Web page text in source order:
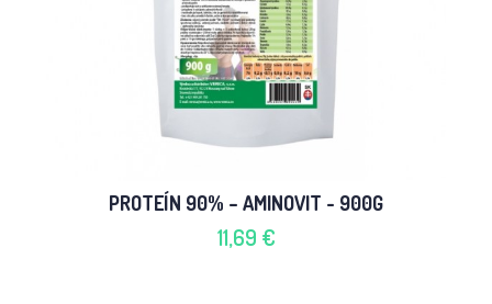
PROTEÍN 90% – AMINOVIT - 900G
11,69 €